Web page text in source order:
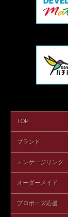
TOP
ブランド
エンゲージリング
オーダーメイド
プロポーズ応援